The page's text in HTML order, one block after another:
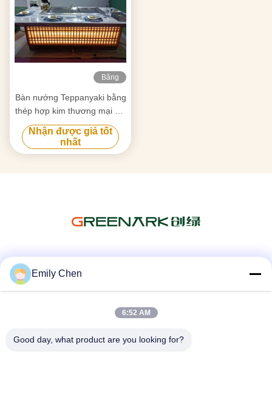
Băng
Bàn nướng Teppanyaki bằng
thép hợp kim thương mại với
máy lọc khói tĩnh điện
Nhận được giá tốt
nhất
Emily Chen
6:52 AM
Good day, what product are you looking for?